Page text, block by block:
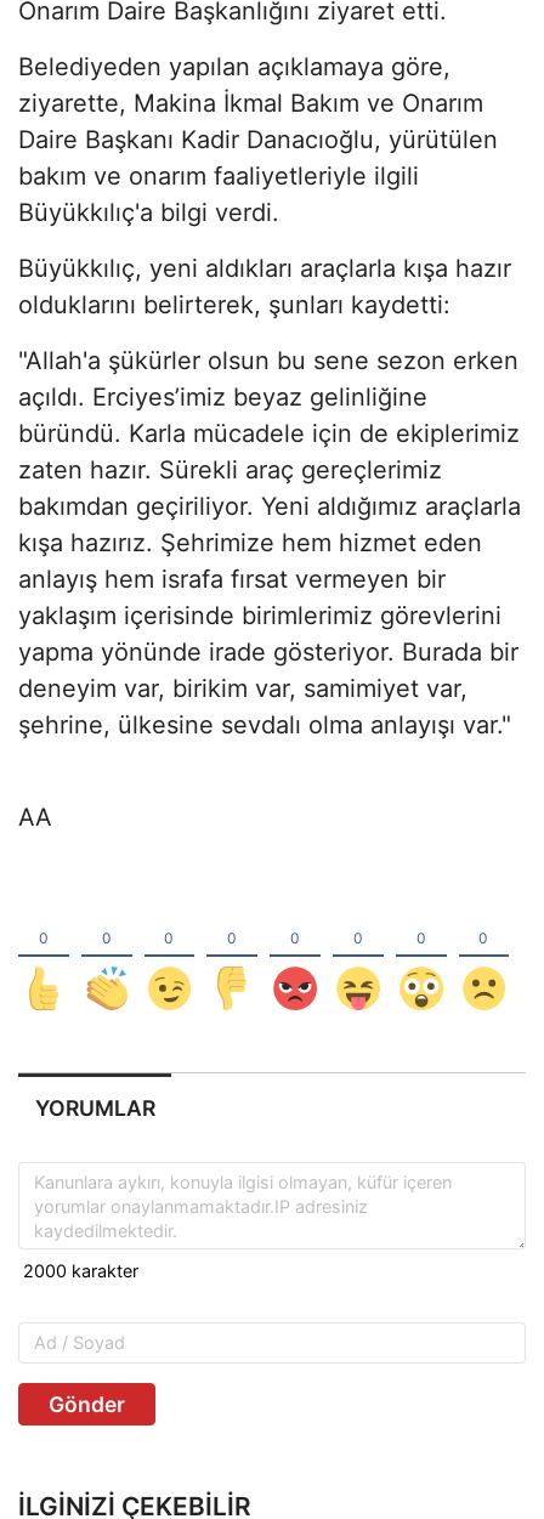
Onarım Daire Başkanlığını ziyaret etti.
Belediyeden yapılan açıklamaya göre,
ziyarette, Makina İkmal Bakım ve Onarım
Daire Başkanı Kadir Danacıoğlu, yürütülen
bakım ve onarım faaliyetleriyle ilgili
Büyükkılıç'a bilgi verdi.
Büyükkılıç, yeni aldıkları araçlarla kışa hazır
olduklarını belirterek, şunları kaydetti:
"Allah'a şükürler olsun bu sene sezon erken
açıldı. Erciyes’imiz beyaz gelinliğine
büründü. Karla mücadele için de ekiplerimiz
zaten hazır. Sürekli araç gereçlerimiz
bakımdan geçiriliyor. Yeni aldığımız araçlarla
kışa hazırız. Şehrimize hem hizmet eden
anlayış hem israfa fırsat vermeyen bir
yaklaşım içerisinde birimlerimiz görevlerini
yapma yönünde irade gösteriyor. Burada bir
deneyim var, birikim var, samimiyet var,
şehrine, ülkesine sevdalı olma anlayışı var."
AA
YORUMLAR
Gönder
İLGINIZI ÇEKEBILIR